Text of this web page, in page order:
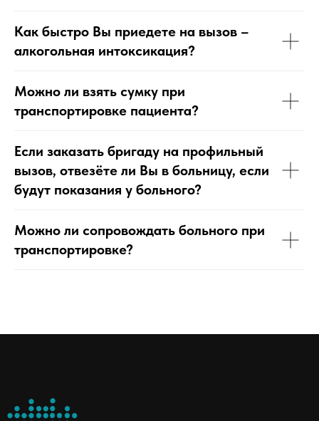
Как быстро Вы приедете на вызов –
алкогольная интоксикация?
Можно ли взять сумку при
транспортировке пациента?
Если заказать бригаду на профильный
вызов, отвезёте ли Вы в больницу, если
будут показания у больного?
Можно ли сопровождать больного при
транспортировке?